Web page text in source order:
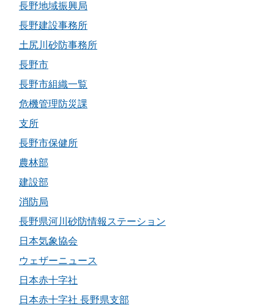
長野地域振興局
長野建設事務所
土尻川砂防事務所
長野市
長野市組織一覧
危機管理防災課
支所
長野市保健所
農林部
建設部
消防局
長野県河川砂防情報ステーション
日本気象協会
ウェザーニュース
日本赤十字社
日本赤十字社 長野県支部